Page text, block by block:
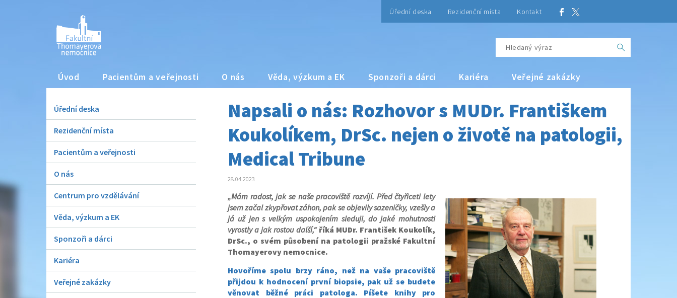
Úřední deska Rezidenční místa Kontakt
Úvod Pacientům a veřejnosti O nás Věda, výzkum a EK Sponzoři a dárci Kariéra Veřejné zakázky
Úřední deska
Rezidenční místa
Pacientům a veřejnosti
O nás
Centrum pro vzdělávání
Věda, výzkum a EK
Sponzoři a dárci
Kariéra
Veřejné zakázky
Napsali o nás: Rozhovor s MUDr. Františkem
Koukolíkem, DrSc. nejen o životě na patologii,
Medical Tribune
28.04.2023
„Mám radost, jak se naše pracoviště rozvíjí. Před čtyřiceti lety
jsem začal zkypřovat záhon, pak se objevily sazeničky, vzešly a
já už jen s velkým uspokojením sleduji, do jaké mohutnosti
vyrostly a jak rostou další,“říká MUDr. František Koukolík,
DrSc., o svém působení na patologii pražské Fakultní
Thomayerovy nemocnice.
Hovoříme spolu brzy ráno, než na vaše pracoviště
přijdou k hodnocení první biopsie, pak už se budete
věnovat běžné práci patologa. Píšete knihy pro